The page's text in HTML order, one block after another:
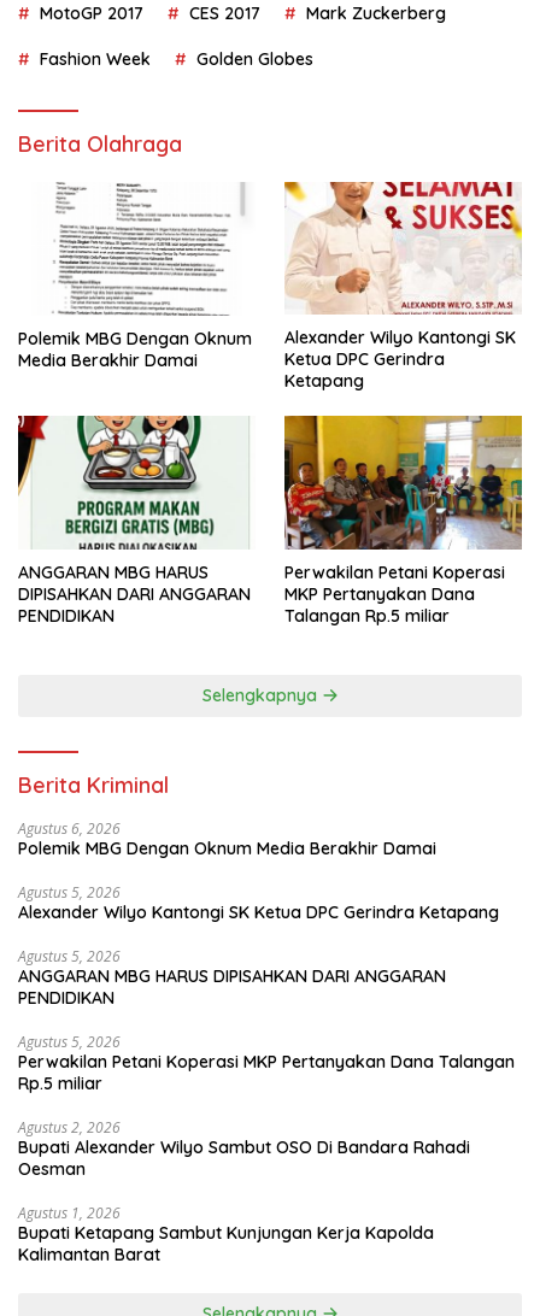
MotoGP 2017 CES 2017 Mark Zuckerberg
Fashion Week Golden Globes
Berita Olahraga
Polemik MBG Dengan Oknum
Media Berakhir Damai
Alexander Wilyo Kantongi SK
Ketua DPC Gerindra
Ketapang
ANGGARAN MBG HARUS
DIPISAHKAN DARI ANGGARAN
PENDIDIKAN
Perwakilan Petani Koperasi
MKP Pertanyakan Dana
Talangan Rp.5 miliar
Selengkapnya
Berita Kriminal
Agustus 6, 2026
Polemik MBG Dengan Oknum Media Berakhir Damai
Agustus 5, 2026
Alexander Wilyo Kantongi SK Ketua DPC Gerindra Ketapang
Agustus 5, 2026
ANGGARAN MBG HARUS DIPISAHKAN DARI ANGGARAN
PENDIDIKAN
Agustus 5, 2026
Perwakilan Petani Koperasi MKP Pertanyakan Dana Talangan
Rp.5 miliar
Agustus 2, 2026
Bupati Alexander Wilyo Sambut OSO Di Bandara Rahadi
Oesman
Agustus 1, 2026
Bupati Ketapang Sambut Kunjungan Kerja Kapolda
Kalimantan Barat